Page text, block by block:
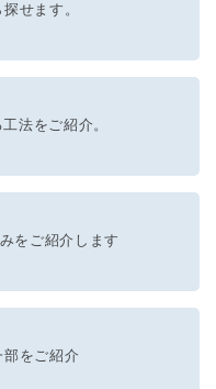
せます。
法をご紹介。
をご紹介します
をご紹介